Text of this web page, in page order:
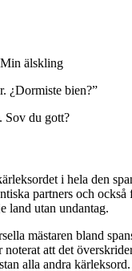
Min älskling
¿Dormiste bien?”
Sov du gott?
i hela den
partners och
land utan undantag.
mästaren bland
noterat att det
alla andra